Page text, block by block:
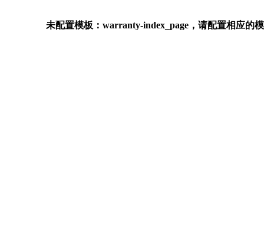
未配置模板：warranty-index_page，请配置相应的